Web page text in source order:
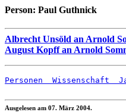
Person: Paul Guthnick
Albrecht Unsöld an Arnold
August Kopff an Arnold
Personen
  Wissenschaft
Ausgelesen am 07. März 2004.